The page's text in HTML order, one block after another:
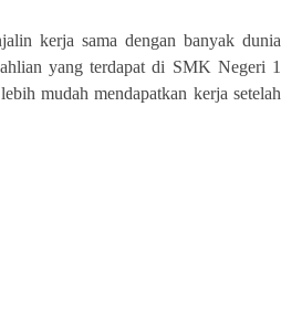
kerja sama dengan banyak dunia
yang terdapat di SMK Negeri 1
mudah mendapatkan kerja setelah